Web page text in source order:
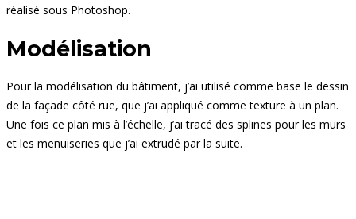
réalisé sous Photoshop.
Modélisation
Pour la modélisation du bâtiment, j’ai utilisé comme base le dessin
de la façade côté rue, que j’ai appliqué comme texture à un plan.
Une fois ce plan mis à l’échelle, j’ai tracé des splines pour les murs
et les menuiseries que j’ai extrudé par la suite.